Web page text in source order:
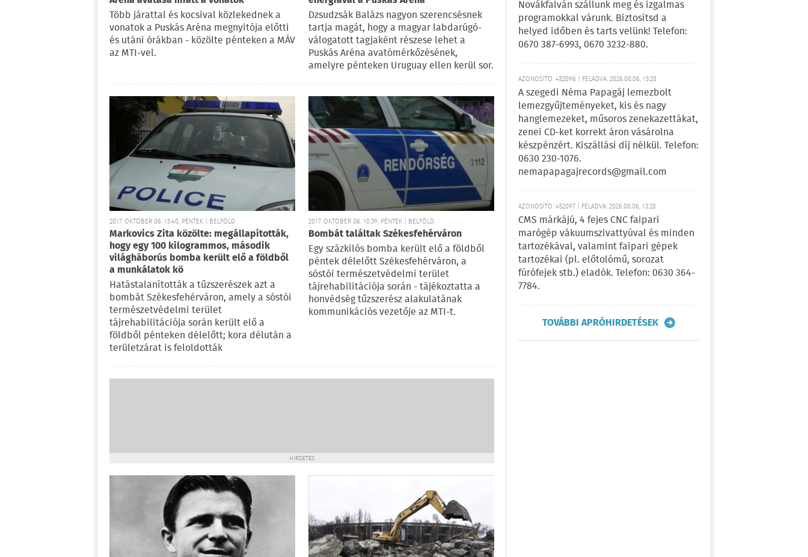
Több járattal és kocsival közlekednek a
vonatok a Puskás Aréna megnyitója előtti
és utáni órákban - közölte pénteken a MÁV
az MTI-vel.
Dzsudzsák Balázs nagyon szerencsésnek
tartja magát, hogy a magyar labdarúgó-
válogatott tagjaként részese lehet a
Puskás Aréna avatómérkőzésének,
amelyre pénteken Uruguay ellen kerül sor.
2017. OKTÓBER 06. 13:40, PÉNTEK | BELFÖLD
Markovics Zita közölte: megállapították,
hogy egy 100 kilogrammos, második
világháborús bomba került elő a földből
a munkálatok kö
Hatástalanították a tűzszerészek azt a
bombát Székesfehérváron, amely a sóstói
természetvédelmi terület
tájrehabilitációja során került elő a
földből pénteken délelőtt; kora délután a
területzárat is feloldották
2017. OKTÓBER 06. 10:39, PÉNTEK | BELFÖLD
Bombát találtak Székesfehérváron
Egy százkilós bomba került elő a földből
péntek délelőtt Székesfehérváron, a
sóstói természetvédelmi terület
tájrehabilitációja során - tájékoztatta a
honvédség tűzszerész alakulatának
kommunikációs vezetője az MTI-t.
HIRDETÉS
Novákfalván szállunk meg és izgalmas
programokkal várunk. Biztosítsd a
helyed időben és tarts velünk! Telefon:
0670 387-6993, 0670 3232-880.
AZONOSÍTÓ: 452096 | FELADVA: 2026.08.06, 13:28
A szegedi Néma Papagáj lemezbolt
lemezgyűjteményeket, kis és nagy
hanglemezeket, műsoros zenekazettákat,
zenei CD-ket korrekt áron vásárolna
készpénzért. Kiszállási díj nélkül. Telefon:
0630 230-1076.
nemapapagajrecords@gmail.com
AZONOSÍTÓ: 452097 | FELADVA: 2026.08.06, 13:28
CMS márkájú, 4 fejes CNC faipari
marógép vákuumszivattyúval és minden
tartozékával, valamint faipari gépek
tartozékai (pl. előtolómű, sorozat
fúrófejek stb.) eladók. Telefon: 0630 364-
7784.
TOVÁBBI APRÓHIRDETÉSEK